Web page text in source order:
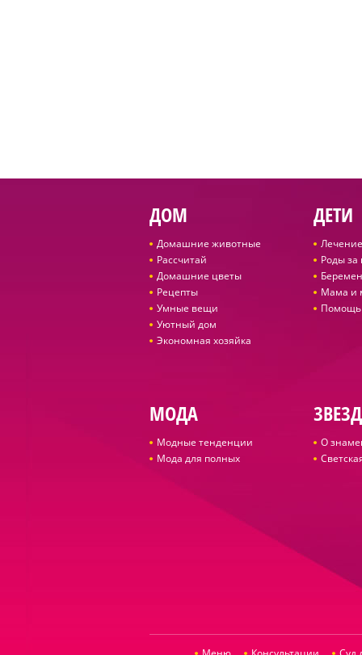
ДОМ
Домашние животные
Рассчитай
Домашние цветы
Рецепты
Умные вещи
Уютный дом
Экономная хозяйка
ДЕТИ
Роды за
Мама и
Помощь
МОДА
Модные тенденции
Мода для полных
О